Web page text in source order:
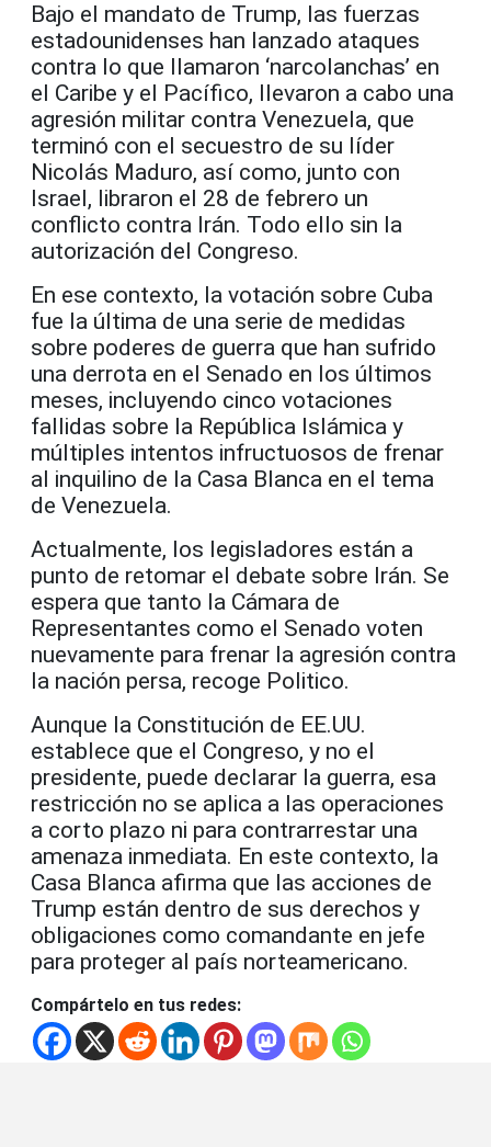
Bajo el mandato de Trump, las fuerzas
estadounidenses han lanzado ataques
contra lo que llamaron ‘narcolanchas’ en
el Caribe y el Pacífico, llevaron a cabo una
agresión militar contra Venezuela, que
terminó con el secuestro de su líder
Nicolás Maduro, así como, junto con
Israel, libraron el 28 de febrero un
conflicto contra Irán. Todo ello sin la
autorización del Congreso.
En ese contexto, la votación sobre Cuba
fue la última de una serie de medidas
sobre poderes de guerra que han sufrido
una derrota en el Senado en los últimos
meses, incluyendo cinco votaciones
fallidas sobre la República Islámica y
múltiples intentos infructuosos de frenar
al inquilino de la Casa Blanca en el tema
de Venezuela.
Actualmente, los legisladores están a
punto de retomar el debate sobre Irán. Se
espera que tanto la Cámara de
Representantes como el Senado voten
nuevamente para frenar la agresión contra
la nación persa, recoge Politico.
Aunque la Constitución de EE.UU.
establece que el Congreso, y no el
presidente, puede declarar la guerra, esa
restricción no se aplica a las operaciones
a corto plazo ni para contrarrestar una
amenaza inmediata. En este contexto, la
Casa Blanca afirma que las acciones de
Trump están dentro de sus derechos y
obligaciones como comandante en jefe
para proteger al país norteamericano.
Compártelo en tus redes: